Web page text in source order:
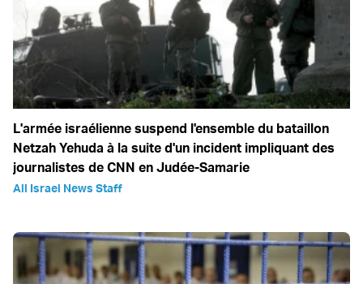
L'armée israélienne suspend l'ensemble du bataillon
Netzah Yehuda à la suite d'un incident impliquant des
journalistes de CNN en Judée-Samarie
All Israel News Staff